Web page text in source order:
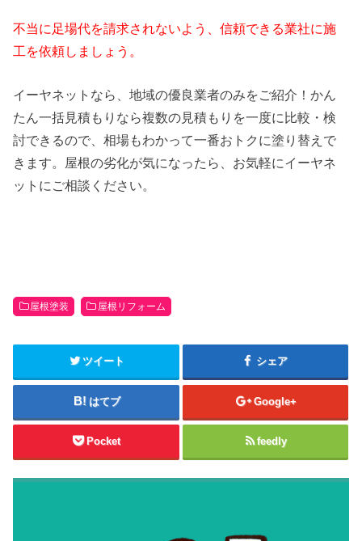
不当に足場代を請求されないよう、信頼できる業社に施
工を依頼しましょう。
イーヤネットなら、地域の優良業者のみをご紹介！かん
たん一括見積もりなら複数の見積もりを一度に比較・検
討できるので、相場もわかって一番おトクに塗り替えで
きます。屋根の劣化が気になったら、お気軽にイーヤネ
ットにご相談ください。
屋根塗装 屋根リフォーム
ツイート シェア
はてブ Google+
Pocket feedly